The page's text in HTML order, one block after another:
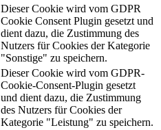
Dieser Cookie wird vom GDPR
Cookie Consent Plugin gesetzt und
dient dazu, die Zustimmung des
Nutzers für Cookies der Kategorie
"Sonstige" zu speichern.
Dieser Cookie wird vom GDPR-
Cookie-Consent-Plugin gesetzt
und dient dazu, die Zustimmung
des Nutzers für Cookies der
Kategorie "Leistung" zu speichern.